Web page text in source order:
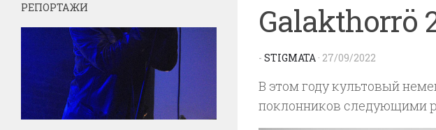
Galakthorrö
- STIGMATA · 27/09/2022
В этом году культовый
поклонников следующими
РЕПОРТАЖИ